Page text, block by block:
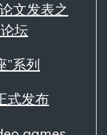
文发表之
坛
”系列
式发布